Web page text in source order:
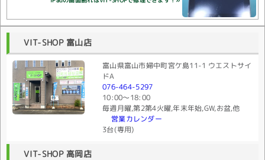
VIT-SHOP 富山店
富山県富山市婦中町宮ケ島11-1 ウエストサイ
ドA
076-464-5297
10:00〜18:00
毎週月曜,第2第4火曜,年末年始,GW,お盆,他
営業カレンダー
3台(専用)
VIT-SHOP 高岡店